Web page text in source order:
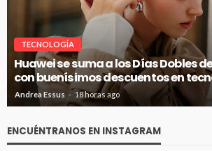
VITRINA
SNOBBY INAUGURA SU PRIMER
COSTANERA
Andrea Essus 18 horas ago
ENCUÉNTRANOS EN INSTAGRAM